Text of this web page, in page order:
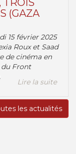
TROIS
(GAZA
15 février 2025
Roux et Saad
de cinéma en
du Front
Lire la suite
les actualités